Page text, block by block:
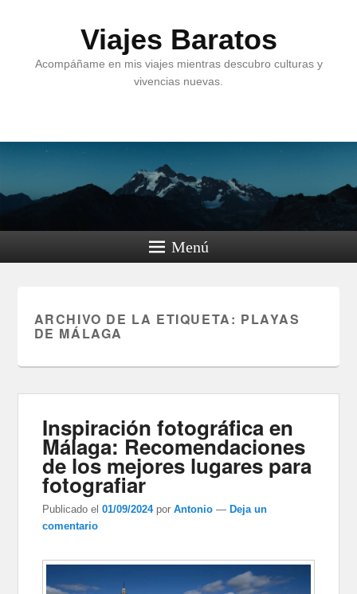
Viajes Baratos
Acompáñame en mis viajes mientras descubro culturas y
vivencias nuevas.
Menú
ARCHIVO DE LA ETIQUETA: PLAYAS
DE MÁLAGA
Inspiración fotográfica en
Málaga: Recomendaciones
de los mejores lugares para
fotografiar
Publicado el 01/09/2024 porAntonio — Deja un
comentario